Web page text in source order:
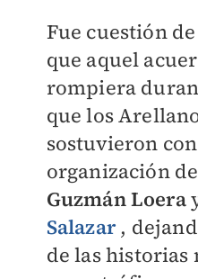
Fue cuestión
que aquel
rompiera
que los
sostuvieron
organización de
Guzmán Loera
Salazar ,
de las historias